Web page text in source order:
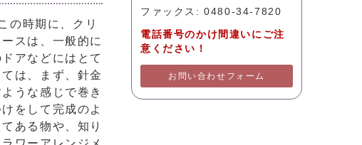
の時期に、クリ
スは、一般的に
アなどにはとて
は、まず、針金
うな感じで巻き
をして完成のよ
ある物や、知り
ファックス: 0480-34-7820
電話番号のかけ間違いにご注
意ください！
お問い合わせフォーム